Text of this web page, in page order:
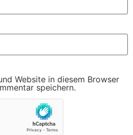
Website in diesem Browser
speichern.